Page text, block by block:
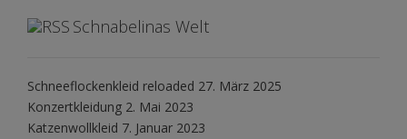
Schnabelinas Welt
Schneeflockenkleid reloaded 27. März 2025
Konzertkleidung 2. Mai 2023
Katzenwollkleid 7. Januar 2023